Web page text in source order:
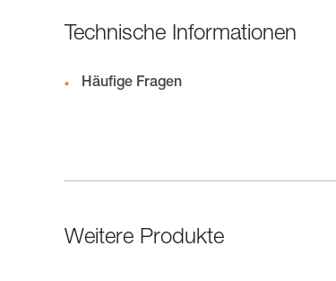
Technische Informationen
Häufige Fragen
Weitere Produkte